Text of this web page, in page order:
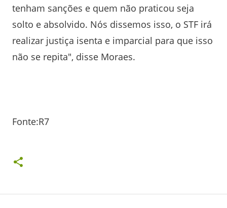
tenham sanções e quem não praticou seja
solto e absolvido. Nós dissemos isso, o STF irá
realizar justiça isenta e imparcial para que isso
não se repita", disse Moraes.
Fonte:R7